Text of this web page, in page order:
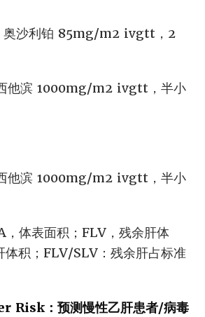
奥沙利铂 85mg/m2 ivgtt，2
他滨 1000mg/m2 ivgtt，半小
他滨 1000mg/m2 ivgtt，半小
，体表面积；FLV，残余肝体
体积；FLV/SLV：残余肝占标准
Risk：预测慢性乙肝患者/病毒